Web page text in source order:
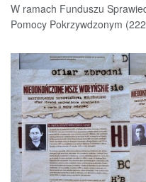
W ramach Funduszu
Pomocy Pokrzywdzonym